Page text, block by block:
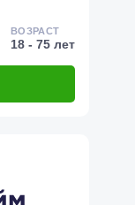
ВОЗРАСТ
18 - 75 лет